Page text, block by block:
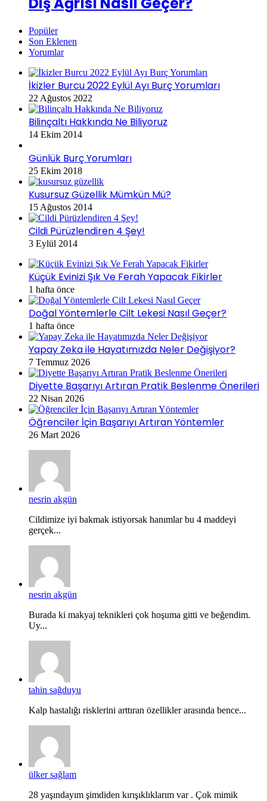
Popüler
Son Eklenen
Yorumlar
İkizler Burcu 2022 Eylül Ayı Burç Yorumları
22 Ağustos 2022
Bilinçaltı Hakkında Ne Biliyoruz
14 Ekim 2014
Günlük Burç Yorumları
25 Ekim 2018
Kusursuz Güzellik Mümkün Mü?
15 Ağustos 2014
Cildi Pürüzlendiren 4 Şey!
3 Eylül 2014
Küçük Evinizi Şık Ve Ferah Yapacak Fikirler
1 hafta önce
Doğal Yöntemlerle Cilt Lekesi Nasıl Geçer?
1 hafta önce
Yapay Zeka ile Hayatımızda Neler Değişiyor?
7 Temmuz 2026
Diyette Başarıyı Artıran Pratik Beslenme Önerileri
22 Nisan 2026
Öğrenciler İçin Başarıyı Artıran Yöntemler
26 Mart 2026
nesrin akgün
Cildimize iyi bakmak istiyorsak hanımlar bu 4 maddeyi
gerçek...
nesrin akgün
Burada ki makyaj teknikleri çok hoşuma gitti ve beğendim.
Uy...
tahin sağduyu
Kalp hastalığı risklerini arttıran özellikler arasında bence...
ülker sağlam
28 yaşındayım şimdiden kırışıklıklarım var . Çok mimik